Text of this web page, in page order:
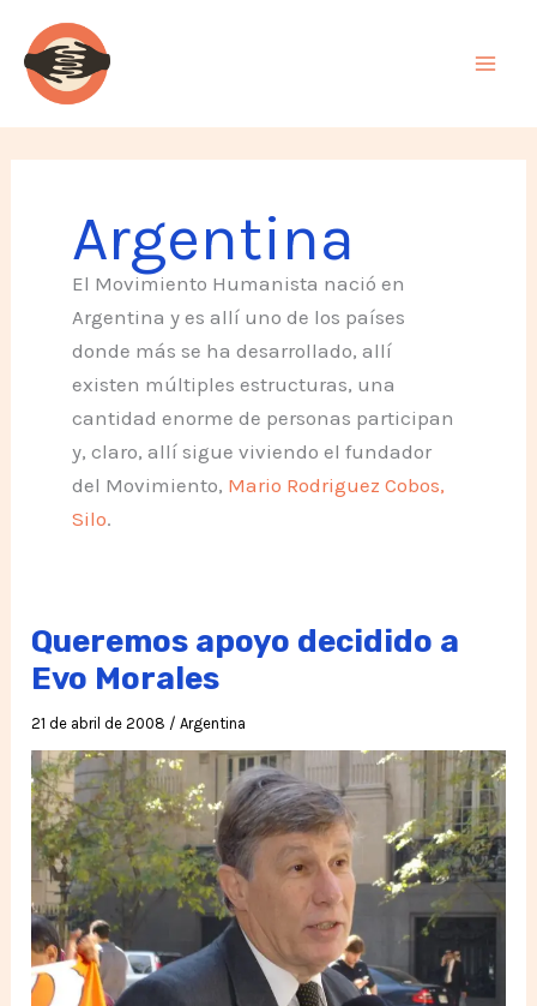
contenido
Argentina
El Movimiento Humanista nació en
Argentina y es allí uno de los países
donde más se ha desarrollado, allí
existen múltiples estructuras, una
cantidad enorme de personas participan
y, claro, allí sigue viviendo el fundador
del Movimiento, Mario Rodriguez Cobos,
Silo.
Queremos apoyo decidido a
Evo Morales
21 de abril de 2008 /Argentina